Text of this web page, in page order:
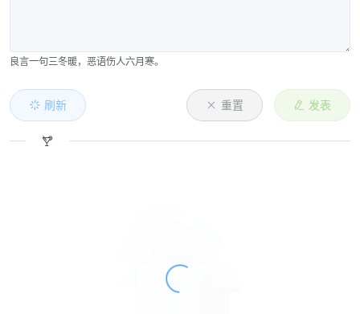
良言一句三冬暖，恶语伤人六月寒。
刷新 重置 发表